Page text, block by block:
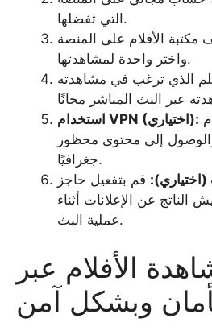
التي تفضلها.
الأفلام على المنصة
واختر واحدة لمشاهدتها.
الذي ترغب في مشاهدته
استخدام VPN (اختياري):
إلى محتوى محظور
جغرافيًا.
(اختياري): قم بتفعيل حاجز
الناتج عن الإعلانات أثناء
عملية البث.
الأفلام عبر
وبشكل آمن